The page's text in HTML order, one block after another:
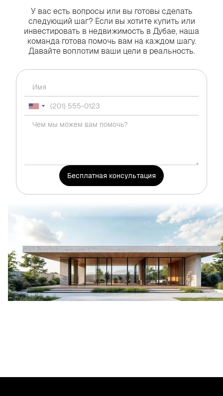
У вас есть вопросы или вы готовы сделать
следующий шаг? Если вы хотите купить или
инвестировать в недвижимость в Дубае, наша
команда готова помочь вам на каждом шагу.
Давайте воплотим ваши цели в реальность.